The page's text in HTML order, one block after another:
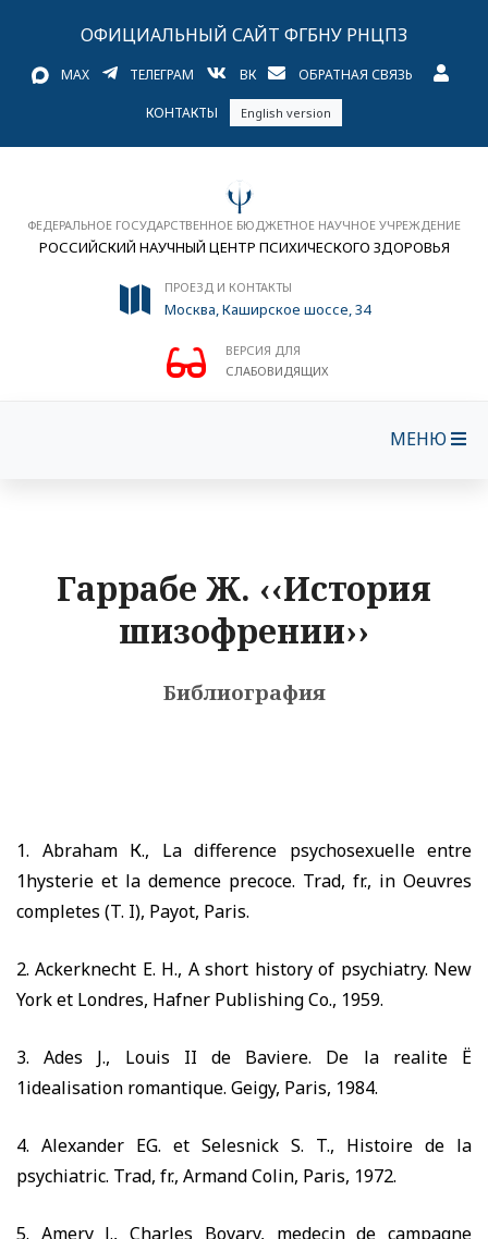
ОФИЦИАЛЬНЫЙ САЙТ ФГБНУ РНЦПЗ
MAX ТЕЛЕГРАМ ВК ОБРАТНАЯ СВЯЗЬ
КОНТАКТЫ English version
ФЕДЕРАЛЬНОЕ ГОСУДАРСТВЕННОЕ БЮДЖЕТНОЕ НАУЧНОЕ УЧРЕЖДЕНИЕ
РОССИЙСКИЙ НАУЧНЫЙ ЦЕНТР ПСИХИЧЕСКОГО ЗДОРОВЬЯ
ПРОЕЗД И КОНТАКТЫ
Москва, Каширское шоссе, 34
ВЕРСИЯ ДЛЯ
СЛАБОВИДЯЩИХ
МЕНЮ
Гаррабе Ж. ‹‹История
шизофрении››
Библиография
1. Abraham К., La difference psychosexuelle entre
1hysterie et la demence precoce. Trad, fr., in Oeuvres
completes (T. I), Payot, Paris.
2.Ackerknecht E. H., A short history of psychiatry. New
York et Londres, Hafner Publishing Co., 1959.
3.Ades J., Louis II de Baviere. De la realite Ё
1idealisation romantique. Geigy, Paris, 1984.
4. Alexander EG. et Selesnick S. T., Histoire de la
psychiatric. Trad, fr., Armand Colin, Paris, 1972.
5. Amery J., Charles Bovary, medecin de campagne